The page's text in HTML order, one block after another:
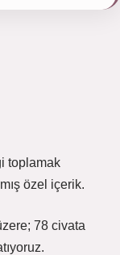
toplamak
özel içerik.
78 civata